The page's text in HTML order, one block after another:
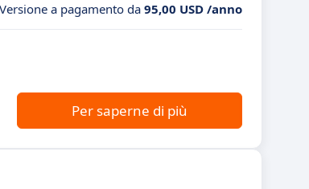
Versione a pagamento da 95,00 USD /anno
Per saperne di più